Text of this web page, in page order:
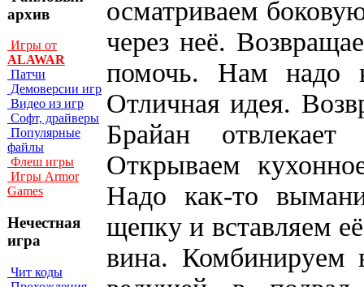
архив
Игры от
ALAWAR
Патчи
Демоверсии игр
Видео из игр
Софт, драйверы
Популярные
файлы
Флеш игры
Игры Armor
Games
Нечестная
игра
Чит коды
осматриваем
через неё.
помочь. Нам надо
Отличная идея.
Брайан
Открываем
Надо как-то
щепку и вставляем
вина.